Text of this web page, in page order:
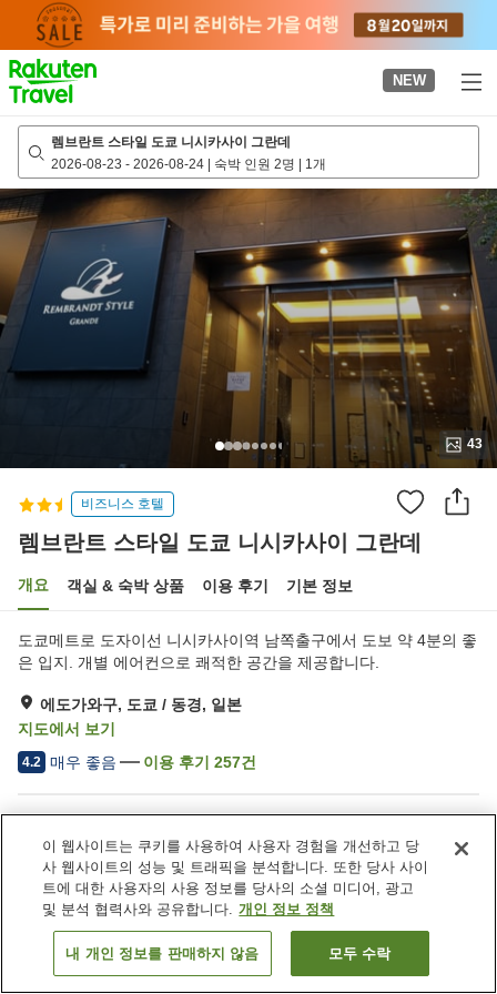
page
NEW
렘브란트 스타일 도쿄 니시카사이 그란데
2026-08-23 - 2026-08-24 | 숙박 인원 2명 | 1개
43
비즈니스 호텔
렘브란트 스타일 도쿄 니시카사이 그란데
개요 객실 & 숙박 상품 이용 후기 기본 정보
도쿄메트로 도자이선 니시카사이역 남쪽출구에서 도보 약 4분의 좋
은 입지. 개별 에어컨으로 쾌적한 공간을 제공합니다.
에도가와구, 도쿄 / 동경, 일본
지도에서 보기
4.2 매우 좋음 이용 후기 257건
주차장
역에서 도보 5분
레스토랑
완전 금연
일본 도쿄 / 동경
에도가와구
렘브란트 스타일 도쿄 니시카사이 그란데
객실 보기
이 웹사이트는 쿠키를 사용하여 사용자 경험을 개선하고 당
사 웹사이트의 성능 및 트래픽을 분석합니다. 또한 당사 사이
트에 대한 사용자의 사용 정보를 당사의 소셜 미디어, 광고
및 분석 협력사와 공유합니다. 개인 정보 정책
내 개인 정보를 판매하지 않음 모두 수락